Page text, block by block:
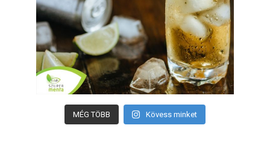
MÉG TÖBB Kövess minket